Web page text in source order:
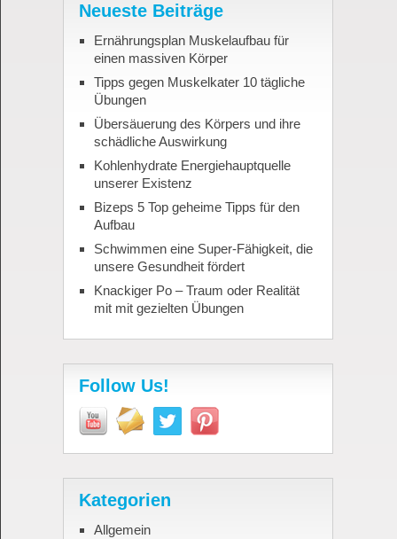
Neueste Beiträge
Ernährungsplan Muskelaufbau für
einen massiven Körper
Tipps gegen Muskelkater 10 tägliche
Übungen
Übersäuerung des Körpers und ihre
schädliche Auswirkung
Kohlenhydrate Energiehauptquelle
unserer Existenz
Bizeps 5 Top geheime Tipps für den
Aufbau
Schwimmen eine Super-Fähigkeit, die
unsere Gesundheit fördert
Knackiger Po – Traum oder Realität
mit mit gezielten Übungen
Follow Us!
Kategorien
Allgemein